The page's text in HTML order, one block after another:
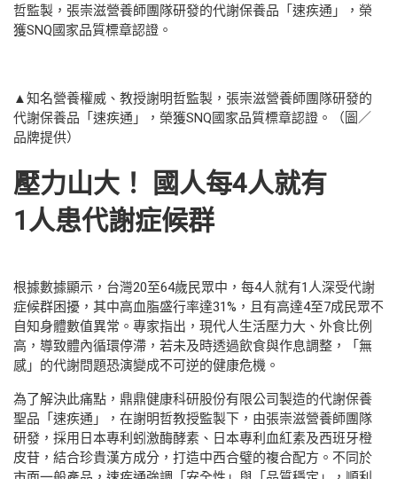
哲監製，張崇滋營養師團隊研發的代謝保養品「速疾通」，榮
獲SNQ國家品質標章認證。
▲知名營養權威、教授謝明哲監製，張崇滋營養師團隊研發的
代謝保養品「速疾通」，榮獲SNQ國家品質標章認證。（圖／
品牌提供）
壓力山大！ 國人每4人就有
1人患代謝症候群
根據數據顯示，台灣20至64歲民眾中，每4人就有1人深受代謝
症候群困擾，其中高血脂盛行率達31%，且有高達4至7成民眾不
自知身體數值異常。專家指出，現代人生活壓力大、外食比例
高，導致體內循環停滯，若未及時透過飲食與作息調整，「無
感」的代謝問題恐演變成不可逆的健康危機。
為了解決此痛點，鼎鼎健康科研股份有限公司製造的代謝保養
聖品「速疾通」，在謝明哲教授監製下，由張崇滋營養師團隊
研發，採用日本專利蚓激酶酵素、日本專利血紅素及西班牙橙
皮苷，結合珍貴漢方成分，打造中西合璧的複合配方。不同於